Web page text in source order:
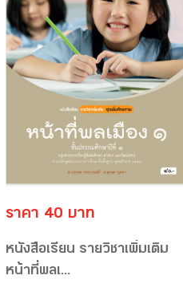
ราคา 40 บาท
หนังสือเรียน รายวิชาเพิ่มเติม
หน้าที่พลเ...